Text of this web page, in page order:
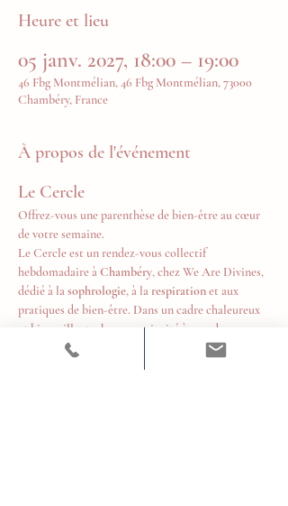
Heure et lieu
05 janv. 2027, 18:00 – 19:00
46 Fbg Montmélian, 46 Fbg Montmélian, 73000
Chambéry, France
À propos de l'événement
Le Cercle
Offrez-vous une parenthèse de bien-être au cœur
de votre semaine.
Le Cercle est un rendez-vous collectif
hebdomadaire à Chambéry, chez We Are Divines,
dédié à la sophrologie, à la respiration et aux
pratiques de bien-être. Dans un cadre chaleureux
et bienveillant, chacun est invité à prendre un
temps pour soi, relâcher les tensions, retrouver
son souffle et cultiver un équilibre durable au